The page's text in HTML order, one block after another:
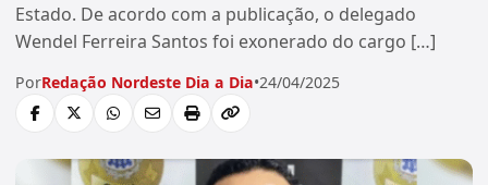
Estado. De acordo com a publicação, o delegado
Wendel Ferreira Santos foi exonerado do cargo […]
PorRedação Nordeste Dia a Dia•24/04/2025